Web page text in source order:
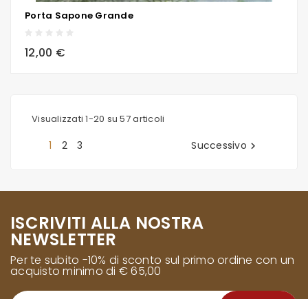
Porta Sapone Grande
12,00 €
local_grocery_store
Visualizzati 1-20 su 57 articoli
1 2 3 Successivo 
ISCRIVITI ALLA NOSTRA
NEWSLETTER
Per te subito -10% di sconto sul primo ordine con un
acquisto minimo di € 65,00